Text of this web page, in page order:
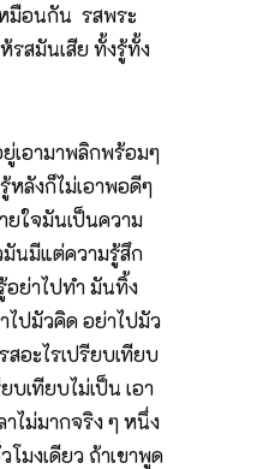
มือนกัน รสพระ
รสมันเสีย ทั้งรู้ทั้ง
เอามาพลิกพร้อมๆ
ลังก็ไม่เอาพอดีๆ
ใจมันเป็นความ
มันมีแต่ความรู้สึก
ย่าไปทำ มันทิ้ง
ไปมัวคิด อย่าไปมัว
อะไรเปรียบเทียบ
เทียบไม่เป็น เอา
าไม่มากจริง ๆ หนึ่ง
มงเดียว ถ้าเขาพูด